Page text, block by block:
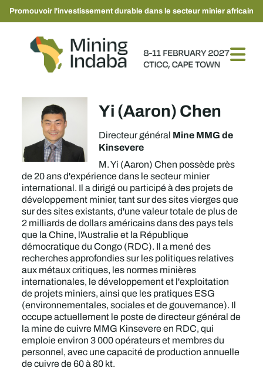
Promouvoir l'investissement durable dans le secteur minier africain
Yi (Aaron) Chen
Directeur général Mine MMG de
Kinsevere
M. Yi (Aaron) Chen possède près
de 20 ans d'expérience dans le secteur minier
international. Il a dirigé ou participé à des projets de
développement minier, tant sur des sites vierges que
sur des sites existants, d'une valeur totale de plus de
2 milliards de dollars américains dans des pays tels
que la Chine, l'Australie et la République
démocratique du Congo (RDC). Il a mené des
recherches approfondies sur les politiques relatives
aux métaux critiques, les normes minières
internationales, le développement et l'exploitation
de projets miniers, ainsi que les pratiques ESG
(environnementales, sociales et de gouvernance). Il
occupe actuellement le poste de directeur général de
la mine de cuivre MMG Kinsevere en RDC, qui
emploie environ 3 000 opérateurs et membres du
personnel, avec une capacité de production annuelle
de cuivre de 60 à 80 kt.